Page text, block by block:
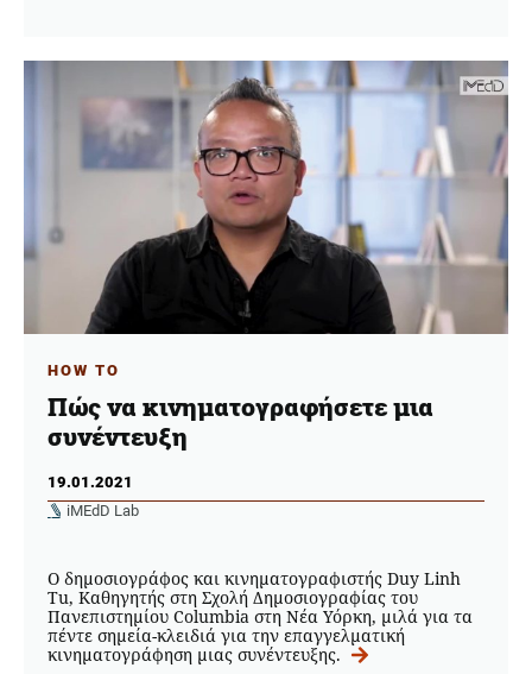
HOW TO
Πώς να κινηματογραφήσετε μια
συνέντευξη
19.01.2021
iMEdD Lab
O δημοσιογράφος και κινηματογραφιστής Duy Linh
Tu, Καθηγητής στη Σχολή Δημοσιογραφίας του
Πανεπιστημίου Columbia στη Νέα Υόρκη, μιλά για τα
πέντε σημεία-κλειδιά για την επαγγελματική
κινηματογράφηση μιας συνέντευξης.